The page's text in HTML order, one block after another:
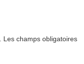
Les champs obligatoires